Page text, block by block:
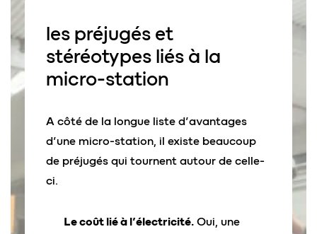
les préjugés et
stéréotypes liés à la
micro-station
A côté de la longue liste d’avantages
d’une micro-station, il existe beaucoup
de préjugés qui tournent autour de celle-
ci.
Le coût lié à l’électricité. Oui, une